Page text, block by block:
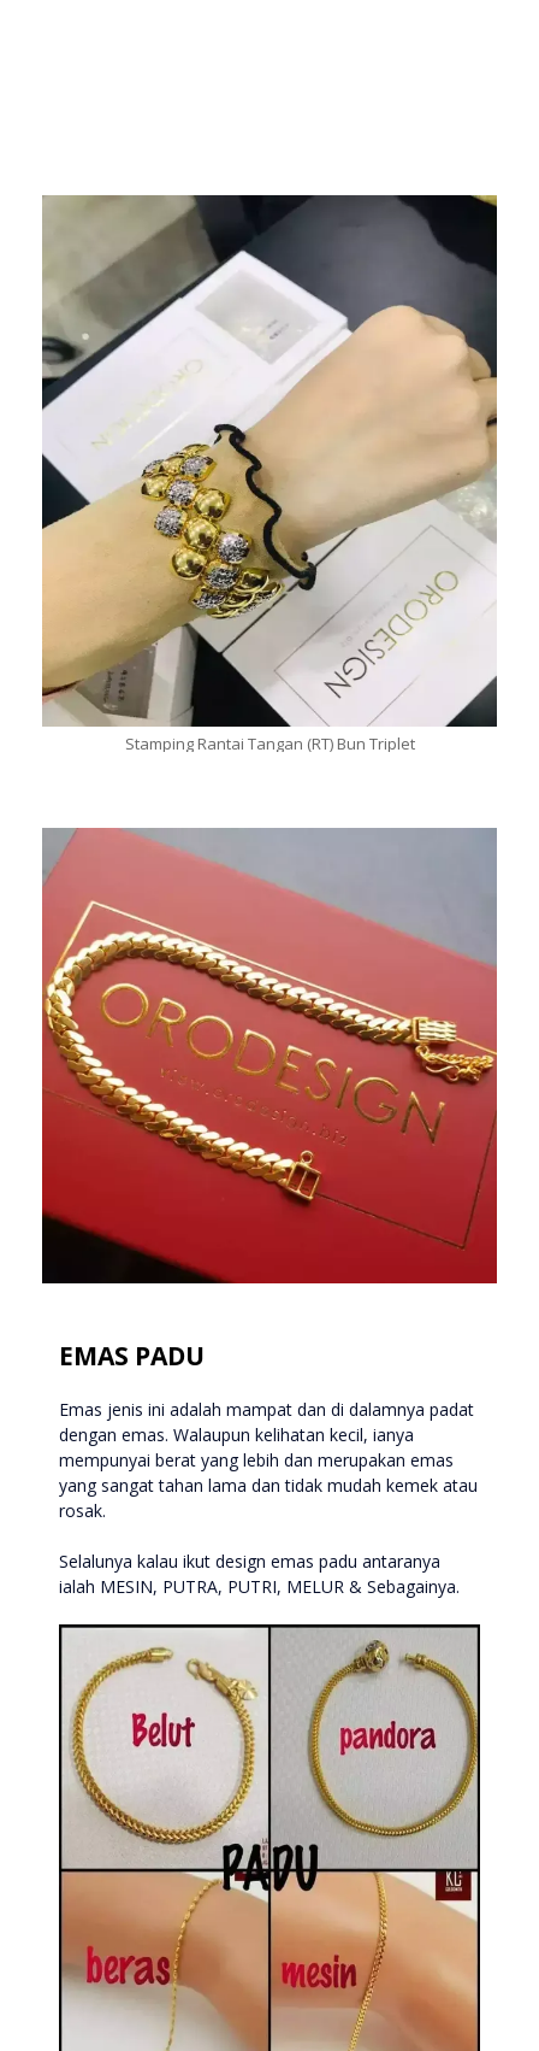
Stamping Rantai Tangan (RT) Bun Triplet
EMAS PADU
Emas jenis ini adalah mampat dan di dalamnya padat
dengan emas. Walaupun kelihatan kecil, ianya
mempunyai berat yang lebih dan merupakan emas
yang sangat tahan lama dan tidak mudah kemek atau
rosak.
Selalunya kalau ikut design emas padu antaranya
ialah MESIN, PUTRA, PUTRI, MELUR & Sebagainya.